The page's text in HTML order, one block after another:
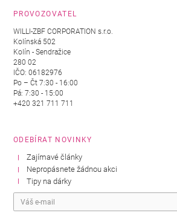
PROVOZOVATEL
WILLI-ZBF CORPORATION s.r.o.
Kolínská 502
Kolín - Sendražice
280 02
IČO: 06182976
Po – Čt 7:30 - 16:00
Pá: 7:30 - 15:00
+420 321 711 711
ODEBÍRAT NOVINKY
Zajímavé články
Nepropásnete žádnou akci
Tipy na dárky